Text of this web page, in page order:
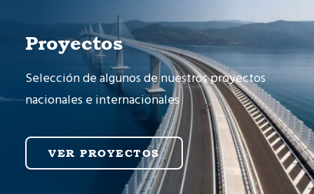
Proyectos
Selección de algunos de nuestros proyectos
nacionales e internacionales
VER PROYECTOS